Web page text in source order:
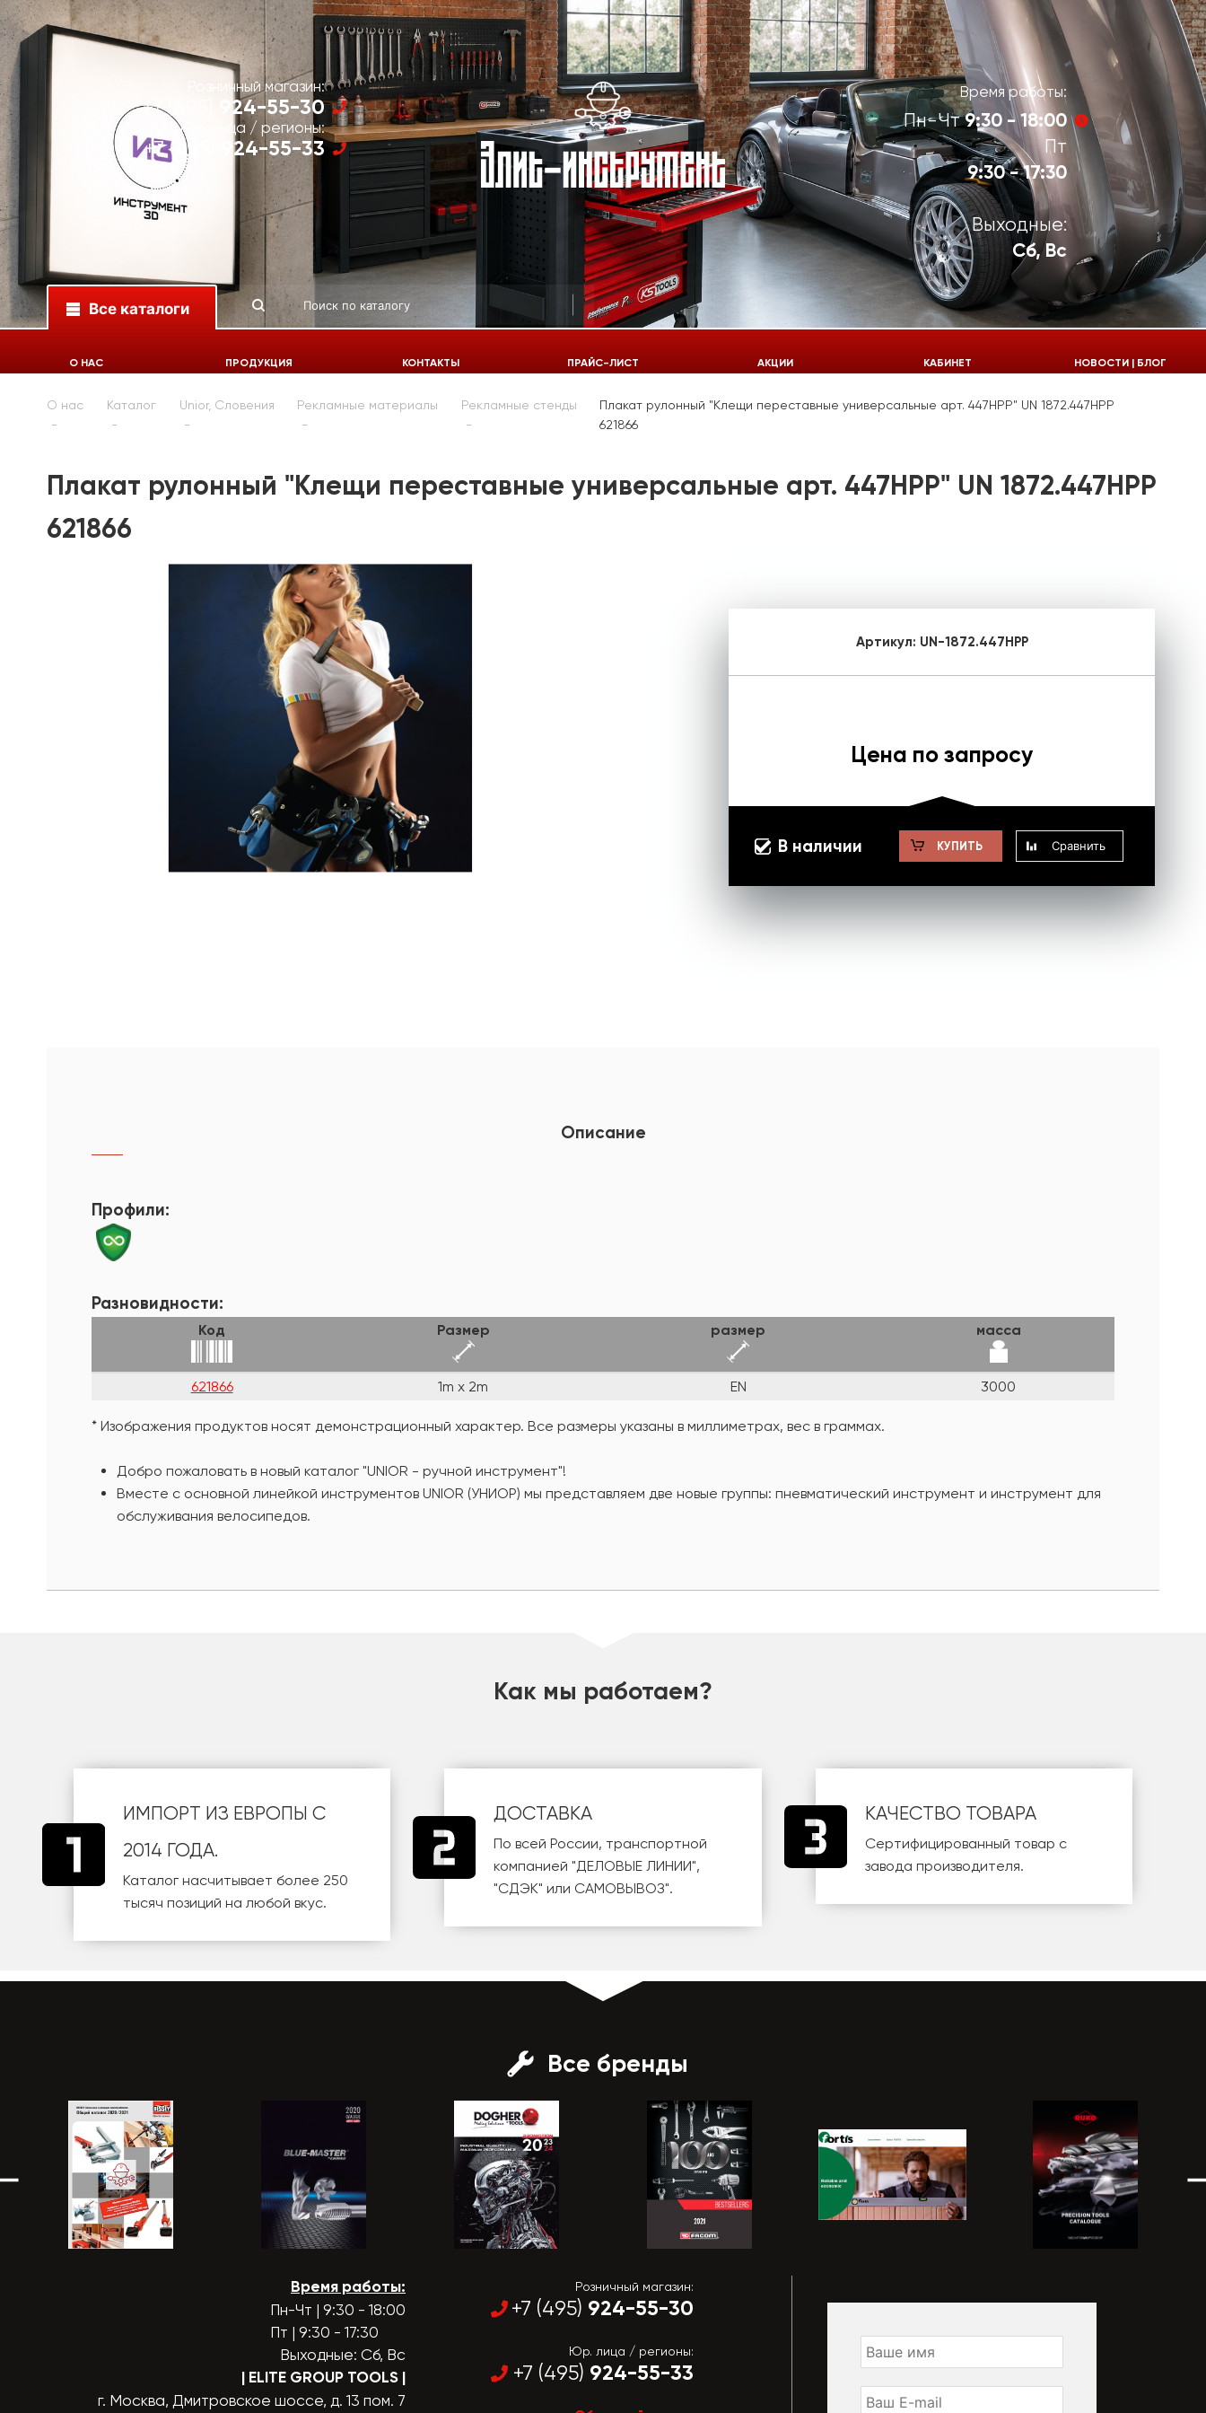
Розничный магазин:
+7 (495) 924-55-30
Юр. лица / регионы:
+7 (495) 924-55-33
Время работы:
Пн-Чт9:30 - 18:00
Пт
9:30 - 17:30
Выходные:
Сб, Вс
Все каталоги
924-55-33
О НАС ПРОДУКЦИЯ КОНТАКТЫ ПРАЙС-ЛИСТ АКЦИИ КАБИНЕТ НОВОСТИ | БЛОГ
О нас Каталог Unior, Словения Рекламные материалы Рекламные стенды
Плакат рулонный "Клещи переставные универсальные арт. 447HPP" UN 1872.447HPP
621866
Плакат рулонный "Клещи переставные универсальные арт. 447HPP" UN 1872.447HPP
621866
Артикул: UN-1872.447HPP
Цена по запросу
В наличии КУПИТЬ Сравнить
Описание
Профили:
Разновидности:
Код Размер размер масса
621866 1m x 2m EN 3000
* Изображения продуктов носят демонстрационный характер. Все размеры указаны в миллиметрах, вес в граммах.
Добро пожаловать в новый каталог "UNIOR - ручной инструмент"!
Вместе с основной линейкой инструментов UNIOR (УНИОР) мы представляем две новые группы: пневматический инструмент и инструмент для
обслуживания велосипедов.
Как мы работаем?
ИМПОРТ ИЗ ЕВРОПЫ С
2014 ГОДА.
Каталог насчитывает более 250
тысяч позиций на любой вкус.
ДОСТАВКА
По всей России, транспортной
компанией"ДЕЛОВЫЕ ЛИНИИ",
"СДЭК" или САМОВЫВОЗ".
КАЧЕСТВО ТОВАРА
Сертифицированный товар с
завода производителя.
Все бренды
Время работы:
Пн-Чт | 9:30 - 18:00
Пт | 9:30 - 17:30
Выходные: Сб, Вс
| ELITE GROUP TOOLS |
г. Москва, Дмитровское шоссе, д. 13 пом. 7
Розничный магазин:
+7 (495) 924-55-30
Юр. лица / регионы:
+7 (495) 924-55-33